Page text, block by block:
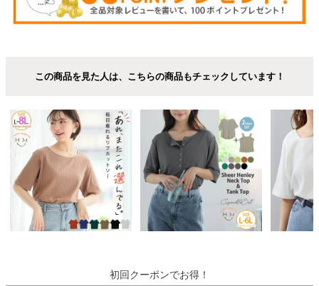
この商品を見た人は、こちらの商品もチェックしています！
初回クーポンでお得！